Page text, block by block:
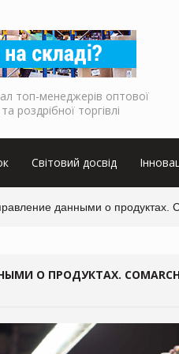
топ-менеджерів оптової
та роздрібної торгівлі
Світовий досвід
данными о продуктах.
О ПРОДУКТАХ. COMARCH